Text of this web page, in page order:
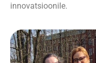
innovatsioonile.